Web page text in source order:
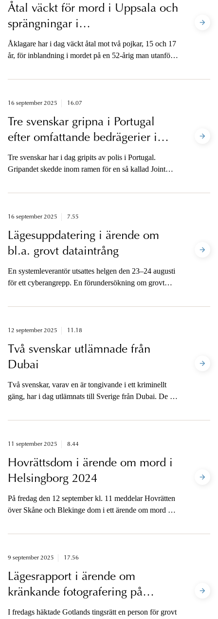
Åtal väckt för mord i Uppsala och
sprängningar i
Stockholmsområdet
Åklagare har i dag väckt åtal mot två pojkar, 15 och 17
år, för inblandning i mordet på en 52-årig man utanför
maj i år. 15-åringen åtalas också för två sprängningar i
media.
16 september 2025 16.07
Tre svenskar gripna i Portugal
efter omfattande bedrägerier i
Sverige
Tre svenskar har i dag gripits av polis i Portugal.
Gripandet skedde inom ramen för en så kallad Joint
samarbetat med portugisisk polis och åklagare, spansk
16 september 2025 7.55
Lägesuppdatering i ärende om
bl.a. grovt dataintrång
En systemleverantör utsattes helgen den 23–24 augusti
för ett cyberangrepp. En förundersökning om grovt
Åklagaren lämnar här en kort lägesuppdatering om
12 september 2025 11.18
Två svenskar utlämnade från
Dubai
Två svenskar, varav en är tongivande i ett kriminellt
gäng, har i dag utlämnats till Sverige från Dubai. De är
11 september 2025 8.44
Hovrättsdom i ärende om mord i
Helsingborg 2024
På fredag den 12 september kl. 11 meddelar Hovrätten
över Skåne och Blekinge dom i ett ärende om mord på
april 2024. Åklagaren är tillgänglig för media när dom
9 september 2025 17.56
Lägesrapport i ärende om
kränkande fotografering på
Gotland
I fredags häktade Gotlands tingsrätt en person för grovt